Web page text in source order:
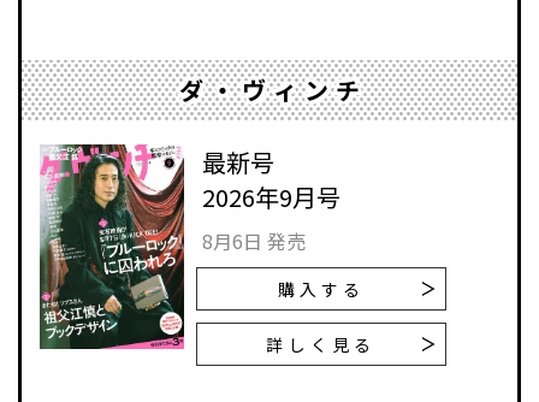
ダ・ヴィンチ
最新号
2026年9月号
8月6日 発売
購入する
詳しく見る